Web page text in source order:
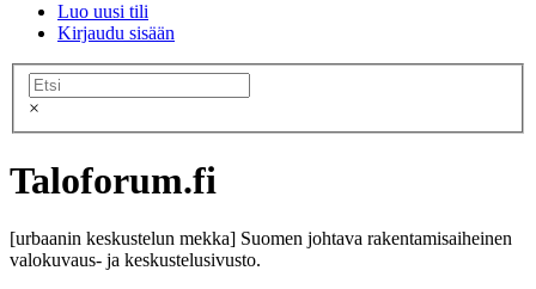
Luo uusi tili
Kirjaudu sisään
×
Taloforum.fi
[urbaanin keskustelun mekka] Suomen johtava rakentamisaiheinen
valokuvaus- ja keskustelusivusto.